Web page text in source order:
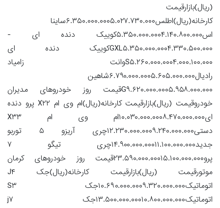
(ریال)بازارقیمت
کارخانه(ریال)اطلس۶.۳۵۰.۰۰۰.۰۰۰۵.۰۲۷.۷۳۰.۰۰۰ساینا
اس۵.۳۵۰.۰۰۰.۰۰۰۴.۱۴۰.۸۰۰.۰۰۰کوییک دنده ای -
GXL۵.۳۵۰.۰۰۰.۰۰۰۴.۳۳۰.۵۰۰.۰۰۰کوییک دنده ای
S۵.۲۶۰.۰۰۰.۰۰۰۴.۰۰۰.۱۰۰.۰۰۰وانت زامیاد
رادیال۶.۷۹۰.۰۰۰.۰۰۰۵.۶۰۵.۰۰۰.۰۰۰شاهین
G۹.۶۲۰.۰۰۰.۰۰۰۵.۹۵۸.۰۰۰.۰۰۰قیمت روز خودروهای مدیران
خودروقیمت (ریال)بازارقیمت کارخانه(ریال)ام وی ام X۲۲ پرو دنده
ای۱۰.۰۳۰.۰۰۰.۰۰۰۸.۴۷۰.۰۰۰.۰۰۰ام وی ام X۳۳
دستی۱۲.۲۳۰.۰۰۰.۰۰۰۹.۲۴۰.۰۰۰.۰۰۰چری آریزو ۵ توربو
جدید۱۴.۹۰۰.۰۰۰.۰۰۰۱۱.۱۰۰.۰۰۰.۰۰۰چری تیگو ۷
پرو۲۳.۵۹۰.۰۰۰.۰۰۰۱۵.۱۰۰.۰۰۰.۰۰۰قیمت روز خودروهای کرمان
موتورقیمت (ریال)بازارقیمت کارخانه(ریال)جک J۴
اتوماتیک۱۰.۶۹۰.۰۰۰.۰۰۰۹.۳۲۰.۰۰۰.۰۰۰جک S۳
اتوماتیک۱۳.۵۰۰.۰۰۰.۰۰۰۱۰.۸۰۰.۰۰۰.۰۰۰جک j۷